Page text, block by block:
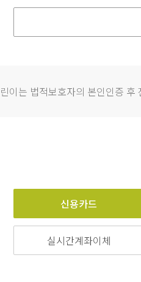
이는 법적보호자의 본인인증 후
신용카드
실시간계좌이체